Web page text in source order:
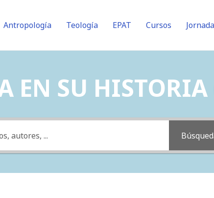
Antropología Teología EPAT Cursos
EN SU HISTORIA